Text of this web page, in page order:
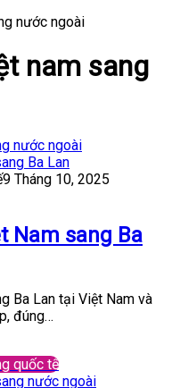
nước ngoài
nam sang
nước ngoài
9 Tháng 10, 2025
Nam sang Ba
Ba Lan tại Việt Nam và
đúng…
quốc tế